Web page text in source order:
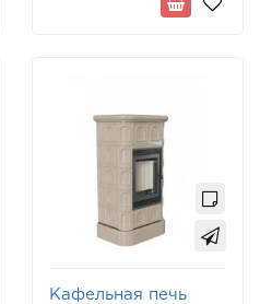
Кафельная печь